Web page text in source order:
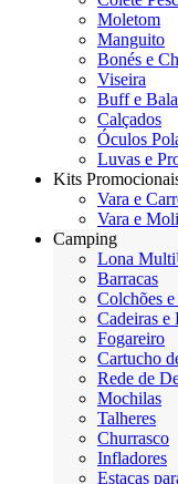
Moletom
Manguito
Bonés e
Viseira
Buff e
Calçados
Óculos
Luvas e
Kits
Vara e
Vara e
Camping
Lona
Barracas
Colchões
Cadeiras e
Fogareiro
Cartucho
Rede de
Mochilas
Talheres
Churrasco
Infladores
Estacas